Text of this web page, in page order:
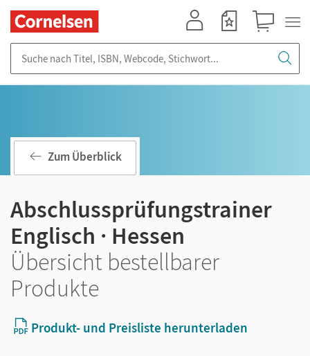
Zum Überblick
Abschlussprüfungstrainer
Englisch · Hessen
Übersicht bestellbarer
Produkte
Produkt- und Preisliste herunterladen